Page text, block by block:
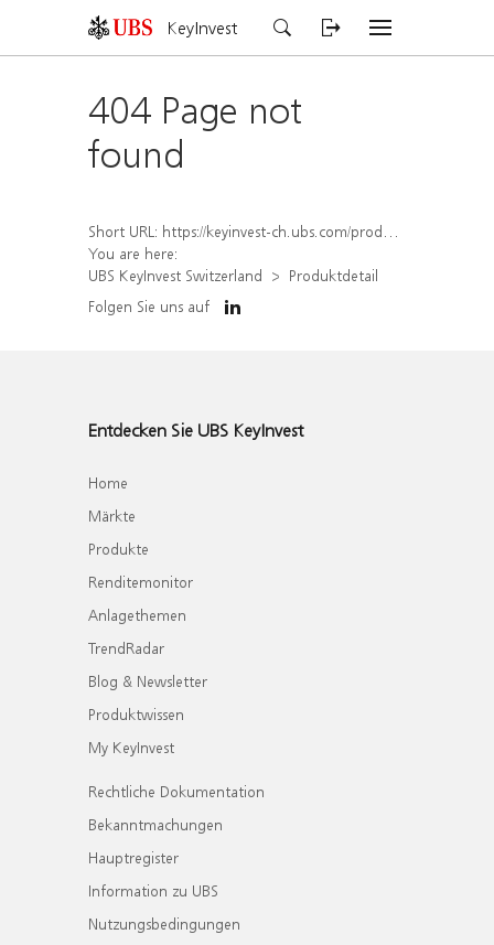
KeyInvest
404 Page not
found
Short URL: https://keyinvest-ch.ubs.com/produkt/detail/index/isin/CH1562159330
You are here:
UBS KeyInvest Switzerland
Produktdetail
Folgen Sie uns auf
Entdecken Sie UBS KeyInvest
Home
Märkte
Produkte
Renditemonitor
Anlagethemen
TrendRadar
Blog & Newsletter
Produktwissen
My KeyInvest
Rechtliche Dokumentation
Bekanntmachungen
Hauptregister
Information zu UBS
Nutzungsbedingungen